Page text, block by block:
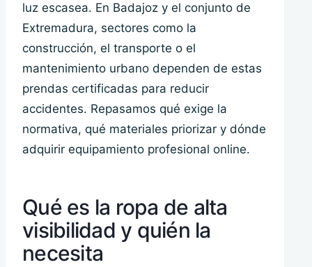
luz escasea. En Badajoz y el conjunto de
Extremadura, sectores como la
construcción, el transporte o el
mantenimiento urbano dependen de estas
prendas certificadas para reducir
accidentes. Repasamos qué exige la
normativa, qué materiales priorizar y dónde
adquirir equipamiento profesional online.
Qué es la ropa de alta
visibilidad y quién la
necesita